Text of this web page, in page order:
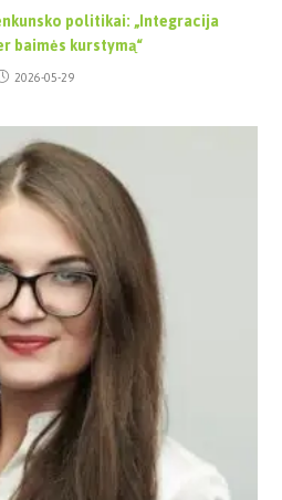
politikai: „Integracija
baimės kurstymą“
2026-05-29